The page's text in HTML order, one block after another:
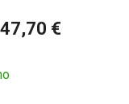
47,70 €